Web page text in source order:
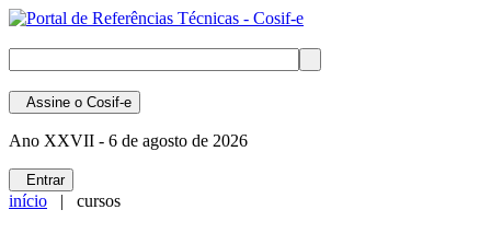
Assine o Cosif-e
Ano XXVII - 6 de agosto de 2026
Entrar
início | cursos